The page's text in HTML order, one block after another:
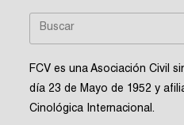
FCV es una Asociación Civil
día 23 de Mayo de 1952 y
Cinológica Internacional.